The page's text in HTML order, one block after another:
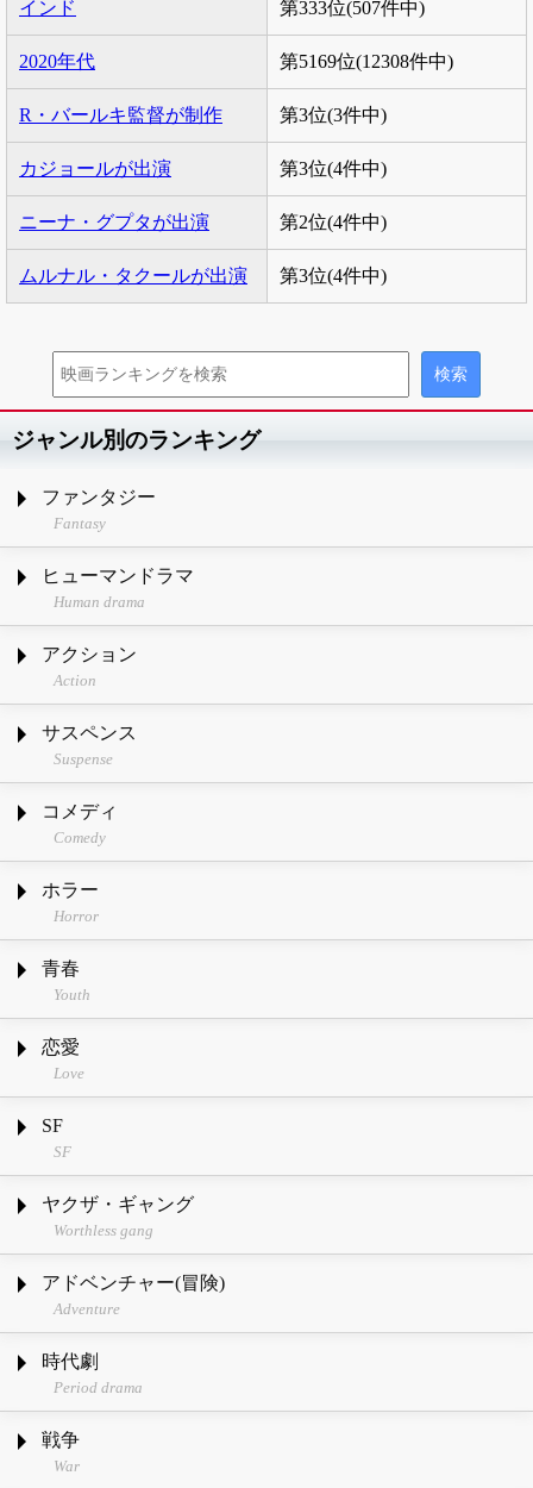
インド 第333位(507件中)
2020年代 第5169位(12308件中)
R・バールキ監督が制作 第3位(3件中)
カジョールが出演 第3位(4件中)
ニーナ・グプタが出演 第2位(4件中)
ムルナル・タクールが出演 第3位(4件中)
ジャンル別のランキング
ファンタジー
Fantasy
ヒューマンドラマ
Human drama
アクション
Action
サスペンス
Suspense
コメディ
Comedy
ホラー
Horror
青春
Youth
恋愛
Love
SF
SF
ヤクザ・ギャング
Worthless gang
アドベンチャー(冒険)
Adventure
時代劇
Period drama
戦争
War